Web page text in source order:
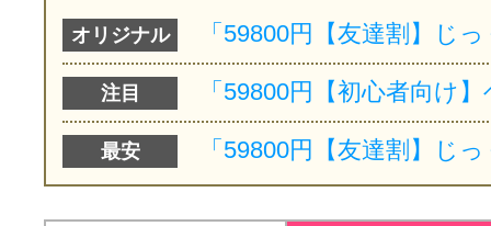
オリジナル
注目
最安